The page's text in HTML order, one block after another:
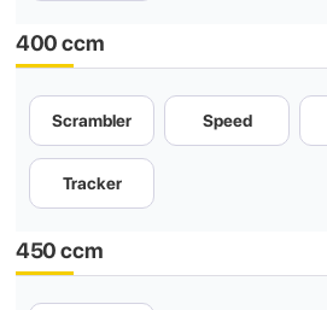
400 ccm
Scrambler Speed
Tracker
450 ccm